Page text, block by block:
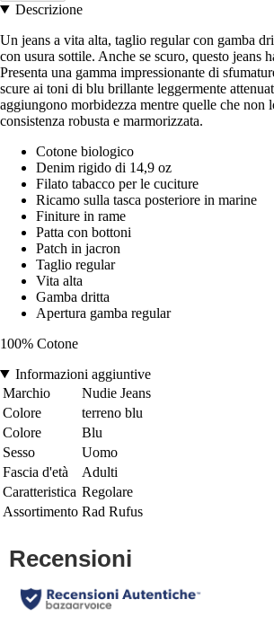
Descrizione
Un jeans a vita alta, taglio regular con gamba
con usura sottile. Anche se scuro, questo jeans
Presenta una gamma impressionante di
scure ai toni di blu brillante leggermente
aggiungono morbidezza mentre quelle che non
consistenza robusta e marmorizzata.
Cotone biologico
Denim rigido di 14,9 oz
Filato tabacco per le cuciture
Ricamo sulla tasca posteriore in marine
Finiture in rame
Patta con bottoni
Patch in jacron
Taglio regular
Vita alta
Gamba dritta
Apertura gamba regular
100% Cotone
Informazioni aggiuntive
Marchio
Nudie Jeans
Colore
terreno blu
Colore
Blu
Sesso
Uomo
Fascia d'età
Adulti
Caratteristica Regolare
Assortimento Rad Rufus